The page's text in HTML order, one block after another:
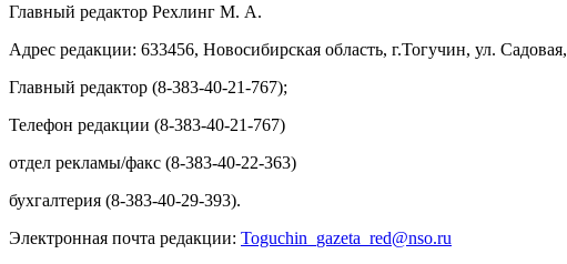
Главный редактор Рехлинг М. А.
Адрес редакции: 633456, Новосибирская область, г.Тогучин, ул.
Главный редактор (8-383-40-21-767);
Телефон редакции (8-383-40-21-767)
отдел рекламы/факс (8-383-40-22-363)
бухгалтерия (8-383-40-29-393).
Электронная почта редакции: Toguchin gazeta red@nso.ru